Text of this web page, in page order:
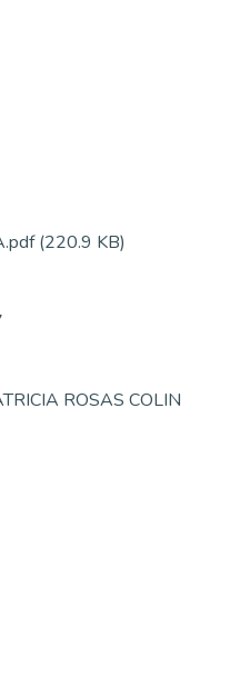
(220.9 KB)
ROSAS COLIN